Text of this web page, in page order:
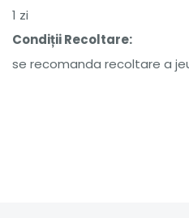
1 zi
Condiții Recoltare:
se recomanda recoltare a